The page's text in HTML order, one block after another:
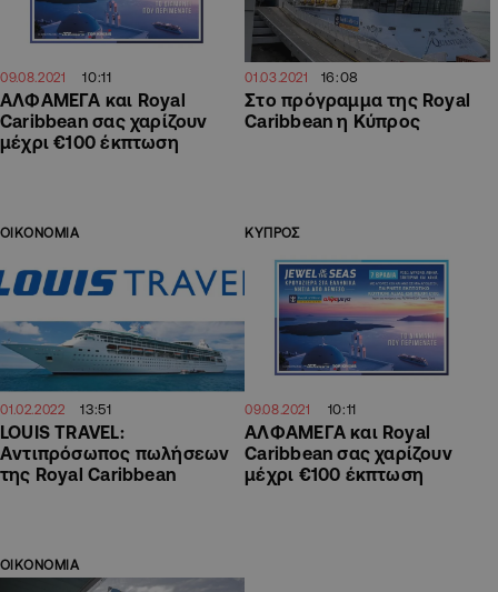
09.08.2021 10:11
ΑΛΦΑΜΕΓΑ και Royal
Caribbean σας χαρίζουν
μέχρι €100 έκπτωση
01.03.2021 16:08
Στο πρόγραμμα της Royal
Caribbean η Κύπρος
ΟΙΚΟΝΟΜΙΑ
01.02.2022 13:51
LOUIS TRAVEL:
Aντιπρόσωπος πωλήσεων
της Royal Caribbean
ΚΥΠΡΟΣ
09.08.2021 10:11
ΑΛΦΑΜΕΓΑ και Royal
Caribbean σας χαρίζουν
μέχρι €100 έκπτωση
ΟΙΚΟΝΟΜΙΑ